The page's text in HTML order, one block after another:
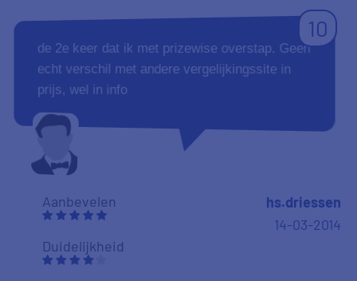
10
de 2e keer dat ik met prizewise overstap. Geen
echt verschil met andere vergelijkingssite in
prijs, wel in info
Aanbevelen
Duidelijkheid
hs.driessen
14-03-2014